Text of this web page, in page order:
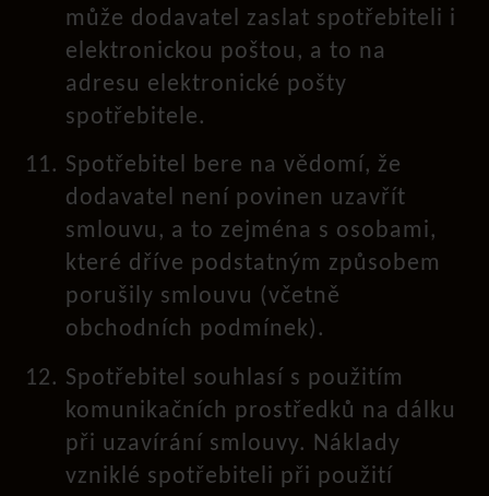
může dodavatel zaslat spotřebiteli i
elektronickou poštou, a to na
adresu elektronické pošty
spotřebitele.
Spotřebitel bere na vědomí, že
dodavatel není povinen uzavřít
smlouvu, a to zejména s osobami,
které dříve podstatným způsobem
porušily smlouvu (včetně
obchodních podmínek).
Spotřebitel souhlasí s použitím
komunikačních prostředků na dálku
při uzavírání smlouvy. Náklady
vzniklé spotřebiteli při použití